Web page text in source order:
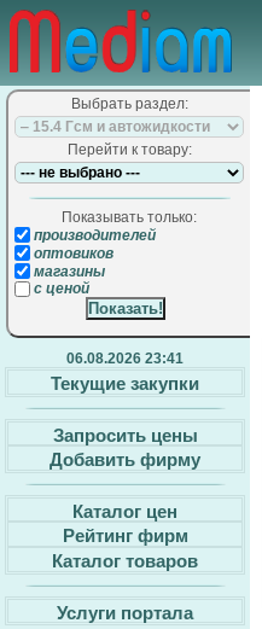
Выбрать раздел:
Перейти к товару:
Показывать только:
производителей
оптовиков
магазины
с ценой
06.08.2026 23:41
Текущие закупки
Запросить цены
Добавить фирму
Каталог цен
Рейтинг фирм
Каталог товаров
Услуги портала